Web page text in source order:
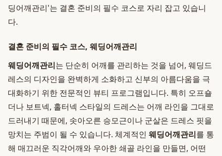
딩어깨관리'는 결혼 준비의 필수 코스로 자리 잡고 있습니
다.
결혼 준비의 필수 코스, 웨딩어깨관리
웨딩어깨관리는 단순히 어깨를 관리하는 것을 넘어, 웨딩드
레스의 디자인을 완벽하게 소화하고 신부의 아름다움을 극
대화하기 위한 전문적인 뷰티 프로그램입니다. 특히 오프숄
더나 보트넥, 홀터넥 스타일의 드레스는 어깨 라인을 그대로
드러내기 때문에, 솟아오른 승모근이나 군살은 드레스 핏을
망치는 주범이 될 수 있습니다. 체계적인 웨딩어깨관리를 통
해 매끄러운 직각어깨와 우아한 쇄골 라인을 만들면, 어떤